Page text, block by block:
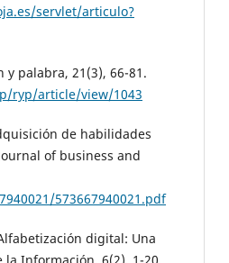
servlet/articulo?
y palabra, 21(3), 66-81.
ryp/article/view/1043
de habilidades
of business and
573667940021.pdf
digital: Una